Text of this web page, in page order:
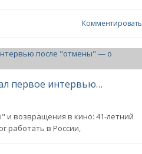
Комментировать
"Хочу работать в своей стране". Данила Козловский дал первое интервью после "отмены" — о возвращении в кино, помощи от Абрамовича и дочери
и возвращения в кино: 41-летний
работать в России,